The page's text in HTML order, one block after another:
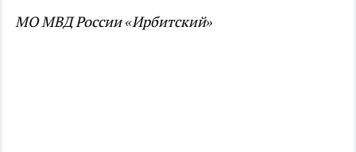
МО МВД России «Ирбитский»